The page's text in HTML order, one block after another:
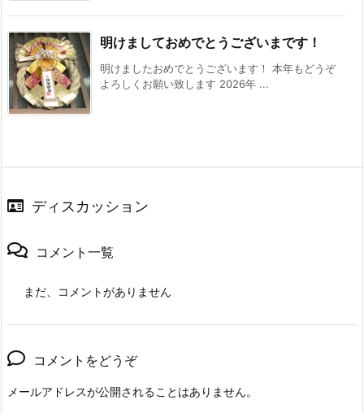
明けましておめでとうございまです！
明けましたおめでとうございます！ 本年もどうぞ
よろしくお願い致します 2026年 ...
ディスカッション
コメント一覧
まだ、コメントがありません
コメントをどうぞ
メールアドレスが公開されることはありません。